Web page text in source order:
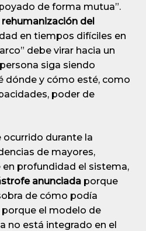
de forma mutua”.
del
en tiempos difíciles en
debe virar hacia un
siga siendo
dónde y cómo esté, como
poder de
ocurrido durante la
de mayores,
en profundidad el sistema,
anunciadaporque
de cómo podía
el modelo de
no está integrado en el